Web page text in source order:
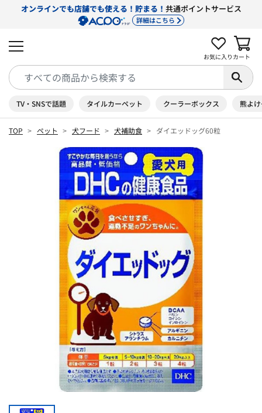
オンラインでも店舗でも使える！貯まる！ 共通ポイントサービス
詳細はこちら
お気に入り カート
TV・SNSで話題 タイルカーペット クーラーボックス 熊よ
TOP ペット 犬フード 犬補助食 ダイエッドッグ60粒